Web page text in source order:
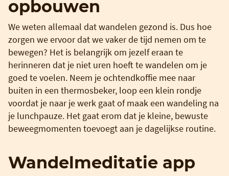
opbouwen
We weten allemaal dat wandelen gezond is. Dus hoe
zorgen we ervoor dat we vaker de tijd nemen om te
bewegen? Het is belangrijk om jezelf eraan te
herinneren dat je niet uren hoeft te wandelen om je
goed te voelen. Neem je ochtendkoffie mee naar
buiten in een thermosbeker, loop een klein rondje
voordat je naar je werk gaat of maak een wandeling na
je lunchpauze. Het gaat erom dat je kleine, bewuste
beweegmomenten toevoegt aan je dagelijkse routine.
Wandelmeditatie app